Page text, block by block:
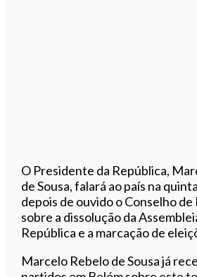
O Presidente da República,
de Sousa, falará ao país na
depois de ouvido o Conselho de
sobre a dissolução da
República e a marcação de
Marcelo Rebelo de Sousa já